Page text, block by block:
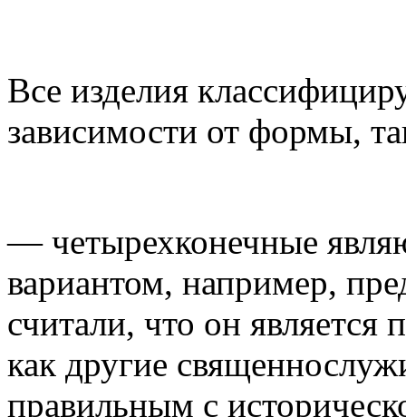
Все изделия
зависимости от формы,
— четырехконечные
вариантом, например,
считали, что он является
как другие
правильным с